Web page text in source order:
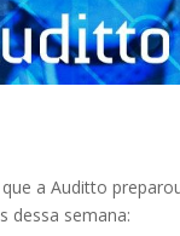
a Auditto
dessa semana: